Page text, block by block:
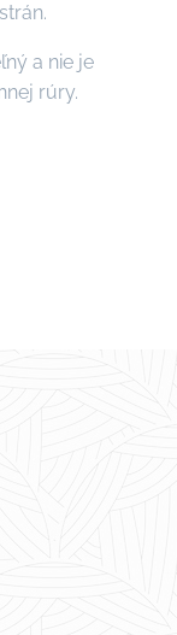
a nie je
rúry.